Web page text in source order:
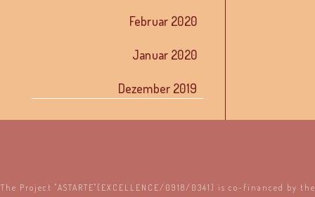
Februar 2020
Januar 2020
Dezember 2019
The Project "ASTARTE"(EXCELLENCE/0918/0341) is co-financed